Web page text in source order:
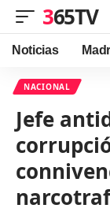
365TV
Noticias
NACIONAL
Jefe